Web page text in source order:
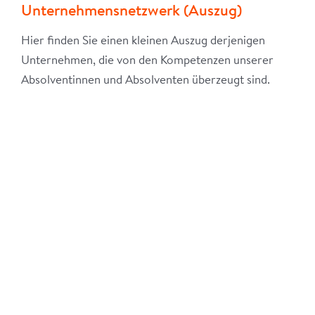
Unternehmensnetzwerk (Auszug)
Hier finden Sie einen kleinen Auszug derjenigen
Unternehmen, die von den Kompetenzen unserer
Absolventinnen und Absolventen überzeugt sind.